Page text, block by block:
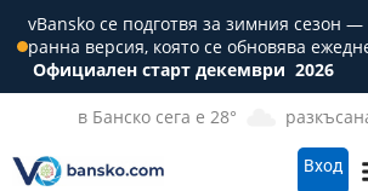
vBansko се подготвя за зимния сезон —
ранна версия, която се обновява
Официален старт декември 2026
в Банско сега е 28°
Вход